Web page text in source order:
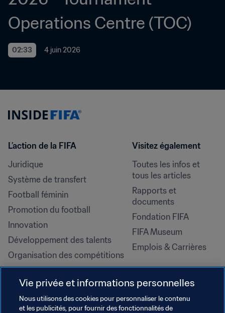
02:33 4 juin 2026
L’action de la FIFA
Juridique
Système de transfert
Football féminin
Promotion du football
Innovation
Développement des talents
Organisation des compétitions
Développement durable
Droits de l'homme et lutte contre
la discrimination
Visitez également
Toutes les infos et
tous les articles
Rapports et
documents
Fondation FIFA
FIFA Museum
Emplois & Carrières
Vie privée et informations personnelles
Nous utilisons des cookies pour personnaliser le contenu
et les publicités, pour fournir des fonctionnalités de